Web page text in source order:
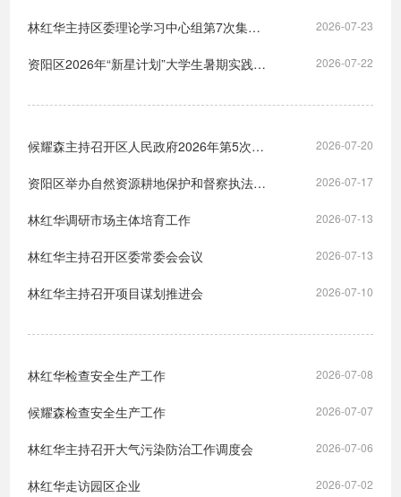
2026-07-23
林红华主持区委理论学习中心组第7次集体学习
2026-07-22
资阳区2026年“新星计划”大学生暑期实践活动正式启动
2026-07-20
候耀森主持召开区人民政府2026年第5次常务会议
2026-07-17
资阳区举办自然资源耕地保护和督察执法业务培训会
2026-07-13
林红华调研市场主体培育工作
2026-07-13
林红华主持召开区委常委会会议
2026-07-10
林红华主持召开项目谋划推进会
2026-07-08
林红华检查安全生产工作
2026-07-07
候耀森检查安全生产工作
2026-07-06
林红华主持召开大气污染防治工作调度会
2026-07-02
林红华走访园区企业